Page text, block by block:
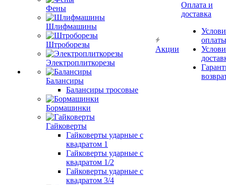
Фены
Шлифмашины
Штроборезы
Электроплиткорезы
Балансиры
Балансиры тросовые
Бормашинки
Гайковерты
Гайковерты ударные с
квадратом 1
Гайковерты ударные с
квадратом 1/2
Гайковерты ударные с
квадратом 3/4
Акции
Оплата и
доставка
оплаты